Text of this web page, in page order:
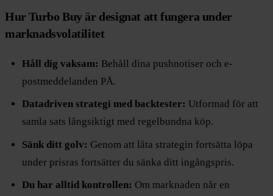
Hur Turbo Buy är designat att fungera under
marknadsvolatilitet
Håll dig vaksam: Behåll dina pushnotiser och e-
postmeddelanden PÅ.
Datadriven strategi med backtester: Utformad för att
samla sats långsiktigt med regelbundna köp.
Sänk ditt golv: Genom att låta strategin fortsätta löpa
under prisras fortsätter du sänka ditt ingångspris.
Du har alltid kontrollen: Om marknaden når en